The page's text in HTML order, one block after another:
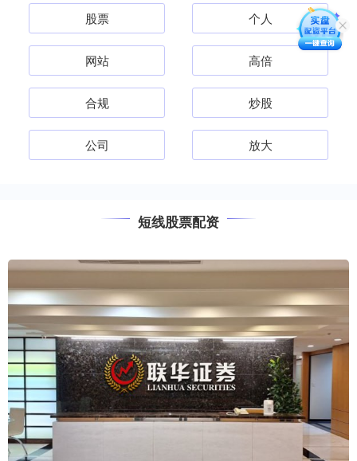
股票 个人
网站 高倍
合规 炒股
公司 放大
短线股票配资